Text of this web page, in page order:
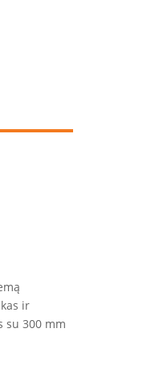
ir
su 300 mm